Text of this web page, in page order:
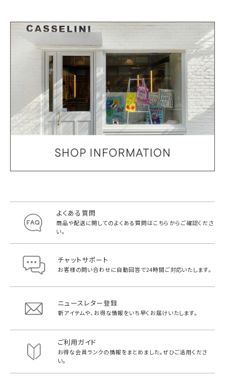
よくある質問
商品や配送に関してのよくある質問はこちらからご確認くださ
い。
チャットサポート
お客様の問い合わせに自動回答で24時間ご対応いたします。
ニュースレター登録
新アイテムや、お得な情報をいち早く お届けいたします。
ご利用ガイド
お得な会員ランクの情報をまとめました。ぜひご活用くださ
い。